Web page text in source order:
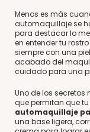
Menos es más
automaquillaje se
para destacar lo
en entender tu
siempre con una
acabado del
cuidado para una
Uno de los
que permitan que tu
automaquillaje
una base ligera,